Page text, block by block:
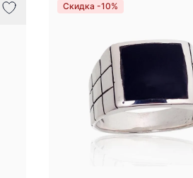
Скидка -10%